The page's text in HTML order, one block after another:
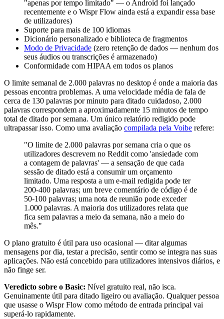
"apenas por tempo limitado" — o Android foi lançado
recentemente e o Wispr Flow ainda está a expandir essa base
de utilizadores)
Suporte para mais de 100 idiomas
Dicionário personalizado e biblioteca de fragmentos
Modo de Privacidade (zero retenção de dados — nenhum dos
seus áudios ou transcrições é armazenado)
Conformidade com HIPAA em todos os planos
O limite semanal de 2.000 palavras no desktop é onde a maioria das
pessoas encontra problemas. A uma velocidade média de fala de
cerca de 130 palavras por minuto para ditado cuidadoso, 2.000
palavras correspondem a aproximadamente 15 minutos de tempo
total de ditado por semana. Um único relatório redigido pode
ultrapassar isso. Como uma avaliação compilada pela Voibe refere:
"O limite de 2.000 palavras por semana cria o que os
utilizadores descrevem no Reddit como 'ansiedade com
a contagem de palavras' — a sensação de que cada
sessão de ditado está a consumir um orçamento
limitado. Uma resposta a um e-mail redigida pode ter
200-400 palavras; um breve comentário de código é de
50-100 palavras; uma nota de reunião pode exceder
1.000 palavras. A maioria dos utilizadores relata que
fica sem palavras a meio da semana, não a meio do
mês."
O plano gratuito é útil para uso ocasional — ditar algumas
mensagens por dia, testar a precisão, sentir como se integra nas suas
aplicações. Não está concebido para utilizadores intensivos diários, e
não finge ser.
Veredicto sobre o Basic: Nível gratuito real, não isca.
Genuinamente útil para ditado ligeiro ou avaliação. Qualquer pessoa
que usasse o Wispr Flow como método de entrada principal vai
superá-lo rapidamente.